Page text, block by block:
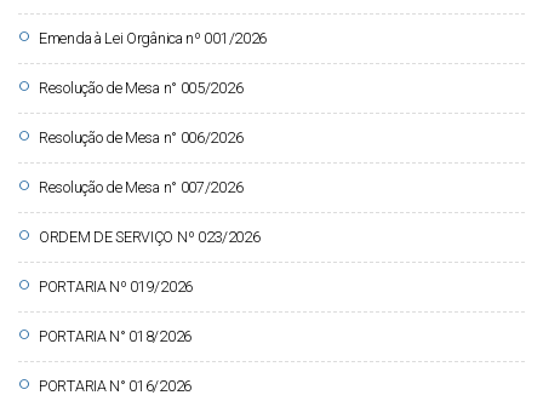
circle Emenda à Lei Orgânica nº 001/2026
circle Resolução de Mesa n° 005/2026
circle Resolução de Mesa n° 006/2026
circle Resolução de Mesa n° 007/2026
circle ORDEM DE SERVIÇO Nº 023/2026
circle PORTARIA Nº 019/2026
circle PORTARIA N° 018/2026
circle PORTARIA N° 016/2026